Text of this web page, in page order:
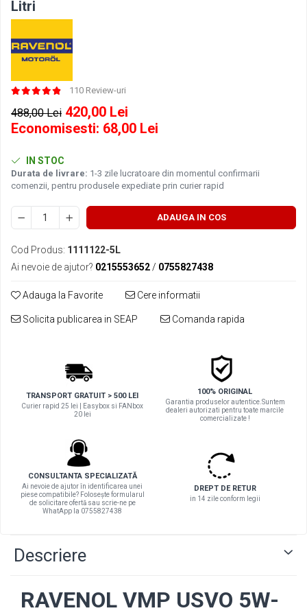
■ Filtre aer
■ Filtre habitaclu
■ Filtre uscator
■ Filtre aditivi
■ Filtre agent racire
► Piese auto
Filtre aditivi
Filtre aer
Filtre hidraulice
Filtre epurator
Sistem franare
Senzori uzura placute
Tamburi frana
Cablu frana de mana
Electrice
Kit distributie
Litri
110 Review-uri
488,00 Lei 420,00 Lei
Economisesti: 68,00 Lei
IN STOC
Durata de livrare: 1-3 zile lucratoare din momentul confirmarii
comenzii, pentru produsele expediate prin curier rapid
ADAUGA IN COS
Cod Produs: 1111122-5L
Ai nevoie de ajutor? 0215553652 / 0755827438
Adauga la Favorite Cere informatii
Solicita publicarea in SEAP Comanda rapida
TRANSPORT GRATUIT > 500 LEI
Curier rapid 25 lei | Easybox si FANbox
20 lei
100% ORIGINAL
Garantia produselor autentice.Suntem
dealeri autorizati pentru toate marcile
comercializate !
CONSULTANTA SPECIALIZATĂ
Ai nevoie de ajutor în identificarea unei
piese compatibile? Folosește formularul
de solicitare ofertă sau scrie-ne pe
WhatApp la 0755827438
DREPT DE RETUR
in 14 zile conform legii
Descriere
RAVENOL VMP USVO 5W-